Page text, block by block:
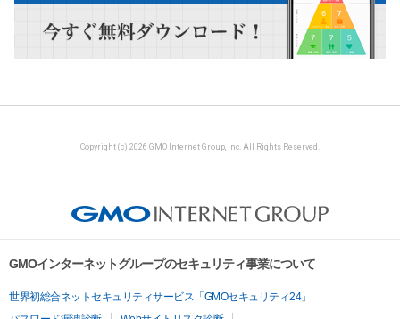
Copyright (c) 2026 GMO Internet Group, Inc. All Rights Reserved.
GMOインターネットグループのセキュリティ事業について
世界初総合ネットセキュリティサービス「GMOセキュリティ24」